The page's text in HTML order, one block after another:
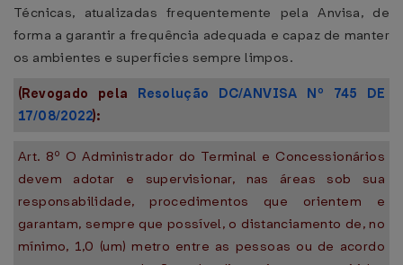
Técnicas, atualizadas frequentemente pela Anvisa, de
forma a garantir a frequência adequada e capaz de manter
os ambientes e superfícies sempre limpos.
(Revogado pela Resolução DC/ANVISA Nº 745 DE
17/08/2022):
Art. 8º O Administrador do Terminal e Concessionários
devem adotar e supervisionar, nas áreas sob sua
responsabilidade, procedimentos que orientem e
garantam, sempre que possível, o distanciamento de, no
mínimo, 1,0 (um) metro entre as pessoas ou de acordo